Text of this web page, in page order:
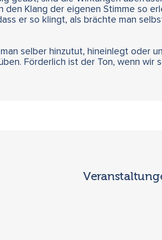
den Klang der eigenen Stimme so
er so klingt, als brächte man
selber hinzutut, hineinlegt oder
Förderlich ist der Ton, wenn wir